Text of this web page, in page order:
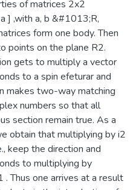
of matrices 2x2
] ,with a, b &#1013;R,
form one body. Then
points on the plane R2.
gets to multiply a vector
to a spin efeturar and
makes two-way matching
numbers so that all
section remain true. As a
obtain that multiplying by i2
keep the direction and
to multiplying by
Thus one arrives at a result